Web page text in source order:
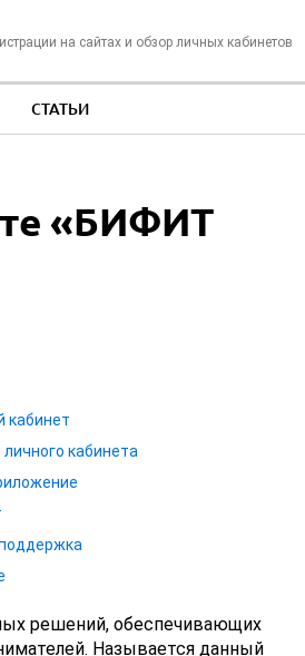
на сайтах и обзор личных кабинетов
СТАТЬИ
«БИФИТ
кабинет
кабинета
решений, обеспечивающих
Называется данный